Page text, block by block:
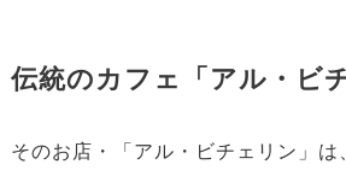
伝統のカフェ「アル・ビ
そのお店・「アル・ビチェリン」は